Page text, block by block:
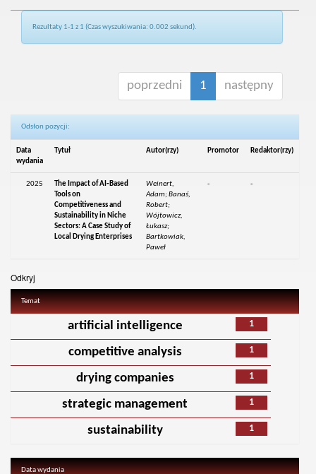
Rezultaty 1-1 z 1 (Czas wyszukiwania: 0.002 sekund).
poprzedni 1 następny
Odsłon pozycji:
Data
wydania
Tytuł Autor(rzy) Promotor Redaktor(rzy)
2025
The Impact of AI‑Based
Tools on
Competitiveness and
Sustainability in Niche
Sectors: A Case Study of
Local Drying Enterprises
Weinert,
Adam; Banaś,
Robert;
Wójtowicz,
Łukasz;
Bartkowiak,
Paweł
- -
Odkryj
Temat
1
artificial intelligence
1
competitive analysis
1
drying companies
1
strategic management
1
sustainability
Data wydania